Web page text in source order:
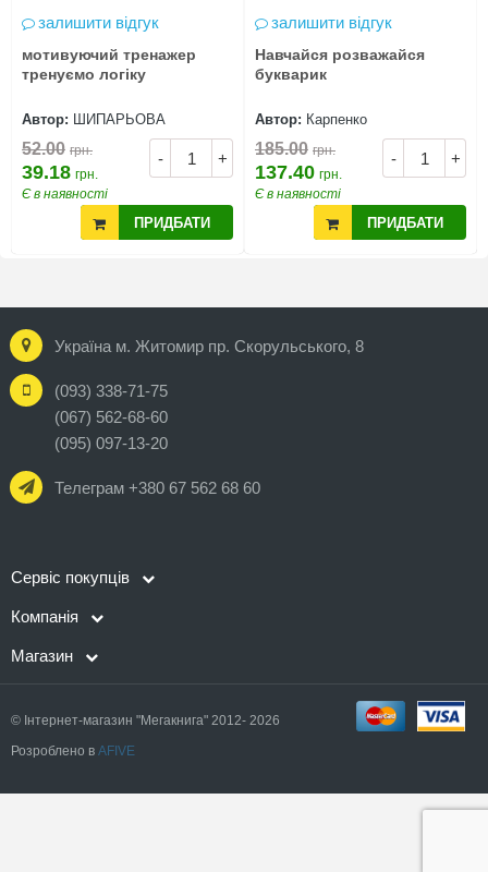
залишити відгук
мотивуючий тренажер
тренуємо логіку
Автор: ШИПАРЬОВА
- +
52.00 грн.
39.18 грн.
Є в наявності
ПРИДБАТИ
залишити відгук
Навчайся розважайся
букварик
Автор: Карпенко
- +
185.00 грн.
137.40 грн.
Є в наявності
ПРИДБАТИ
Україна м. Житомир пр. Скорульського, 8
(093) 338-71-75
(067) 562-68-60
(095) 097-13-20
Телеграм +380 67 562 68 60
Сервіс покупців
Компанія
Магазин
© Інтернет-магазин "Мегакнига" 2012- 2026
Розроблено в AFIVE